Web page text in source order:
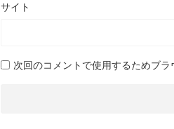
サイト
次回のコメントで使用するためブ